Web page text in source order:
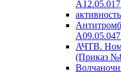
АЧТВ.
(Приказ